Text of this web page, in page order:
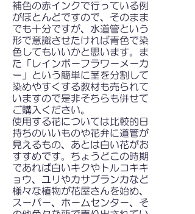
補色の赤インクで行っている例
がほとんどですので、そのまま
でも十分ですが、水道管という
形で意識させたければ青色で染
色してもいいかと思います。ま
た「レインボーフラワーメーカ
ー」という簡単に茎を分割して
染めやすくする教材も売られて
いますので是非そちらも併せて
ご購入ください。
使用する花については比較的日
持ちのいいものや花弁に道管が
見えるもの、あとは白い花がお
すすめです。ちょうどこの時期
であれば白いキクやトルコキキ
ョウ、ユリやカサブランカなど
様々な植物が花屋さんを始め、
スーパー、ホームセンター、そ